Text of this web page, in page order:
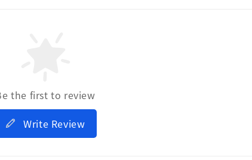
the first to review
Write Review